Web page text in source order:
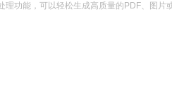
功能，可以轻松生成高质量的PDF、图